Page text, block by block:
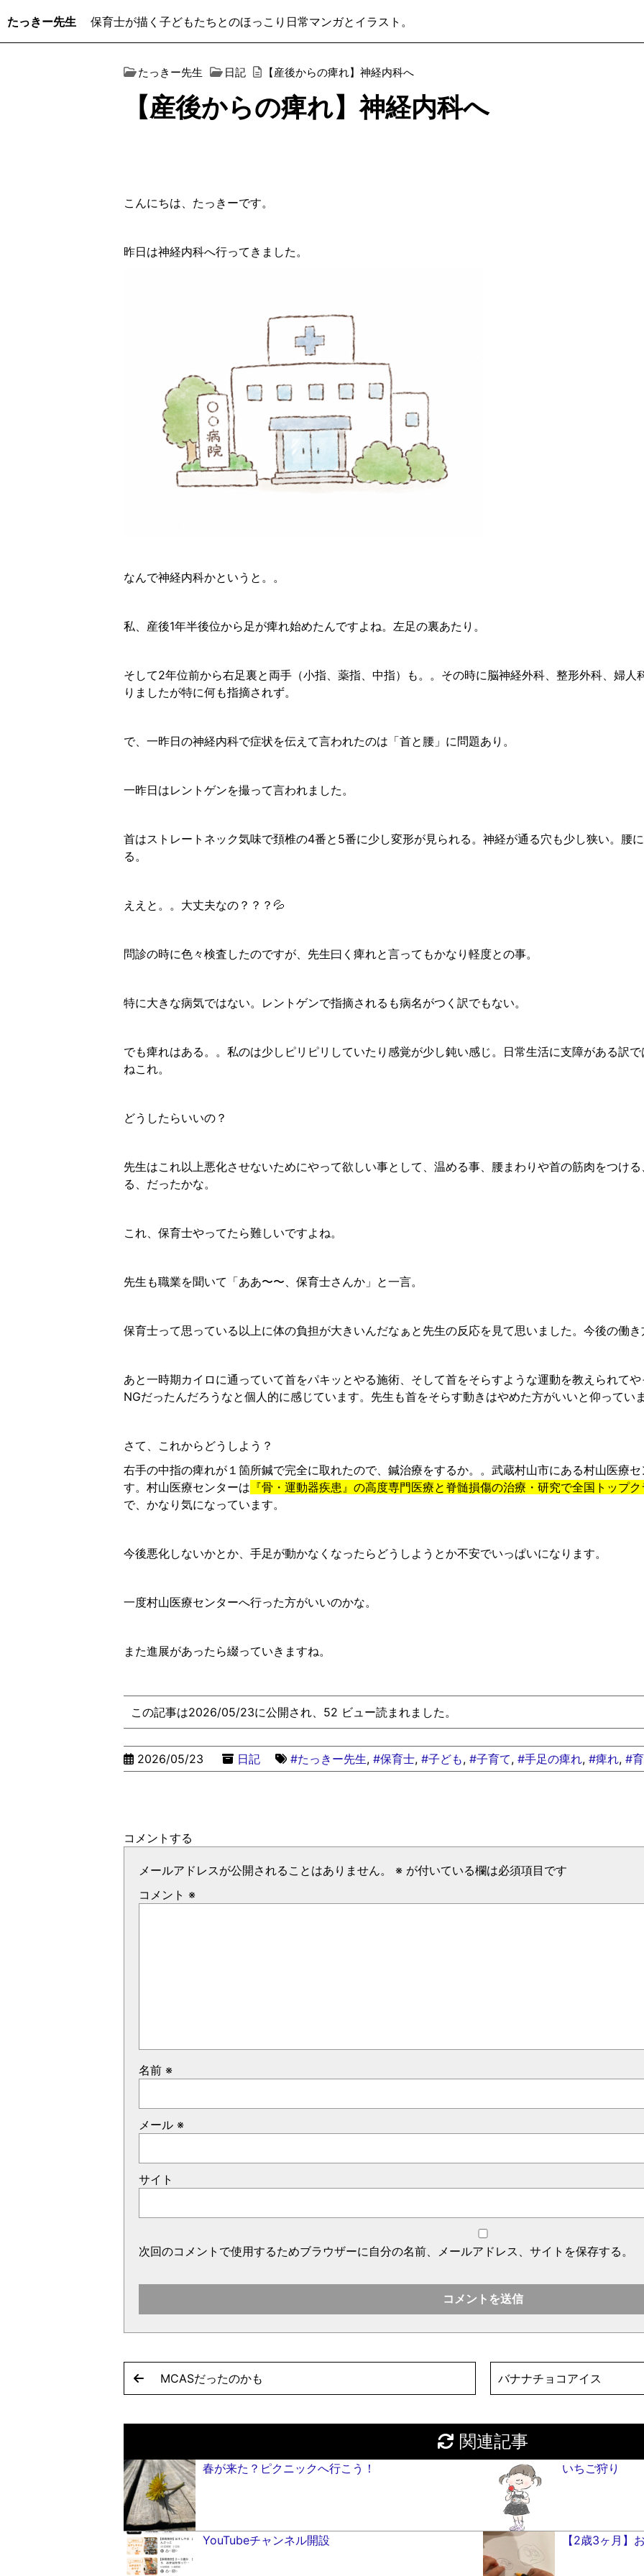
たっきー先生 保育士が描く子どもたちとのほっこり日常マンガとイラスト。
たっきー先生 日記 【産後からの痺れ】神経内科へ
【産後からの痺れ】神経内科へ
こんにちは、たっきーです。
昨日は神経内科へ行ってきました。
なんで神経内科かというと。。
私、産後1年半後位から足が痺れ始めたんですよね。左足の裏あたり。
そして2年位前から右足裏と両手（小指、薬指、中指）も。。その時に脳神経外科、整形外科、婦人
りましたが特に何も指摘されず。
で、一昨日の神経内科で症状を伝えて言われたのは「首と腰」に問題あり。
一昨日はレントゲンを撮って言われました。
首はストレートネック気味で頚椎の4番と5番に少し変形が見られる。神経が通る穴も少し狭い。腰
る。
ええと。。大丈夫なの？？？💦
問診の時に色々検査したのですが、先生曰く痺れと言ってもかなり軽度との事。
特に大きな病気ではない。レントゲンで指摘されるも病名がつく訳でもない。
でも痺れはある。。私のは少しピリピリしていたり感覚が少し鈍い感じ。日常生活に支障がある訳
ねこれ。
どうしたらいいの？
先生はこれ以上悪化させないためにやって欲しい事として、温める事、腰まわりや首の筋肉をつけ
る、だったかな。
これ、保育士やってたら難しいですよね。
先生も職業を聞いて「ああ〜〜、保育士さんか」と一言。
保育士って思っている以上に体の負担が大きいんだなぁと先生の反応を見て思いました。今後の働
あと一時期カイロに通っていて首をパキッとやる施術、そして首をそらすような運動を教えられて
NGだったんだろうなと個人的に感じています。先生も首をそらす動きはやめた方がいいと仰ってい
さて、これからどうしよう？
右手の中指の痺れが１箇所鍼で完全に取れたので、鍼治療をするか。。武蔵村山市にある村山医療
す。村山医療センターは 『骨・運動器疾患』の高度専門医療と脊髄損傷の治療・研究で全国トップ
で、かなり気になっています。
今後悪化しないかとか、手足が動かなくなったらどうしようとか不安でいっぱいになります。
一度村山医療センターへ行った方がいいのかな。
また進展があったら綴っていきますね。
この記事は2026/05/23に公開され、52 ビュー読まれました。
2026/05/23 日記 #たっきー先生, #保育士, #子ども, #子育て, #手足の痺れ, #痺れ, #
コメントする
メールアドレスが公開されることはありません。 ※ が付いている欄は必須項目です
コメント ※
名前 ※
メール ※
サイト
次回のコメントで使用するためブラウザーに自分の名前、メールアドレス、サイトを保存する。
MCASだったのかも バナナチョコアイス
関連記事
春が来た？ピクニックへ行こう！ いちご狩り
YouTubeチャンネル開設 【2歳3ヶ月】